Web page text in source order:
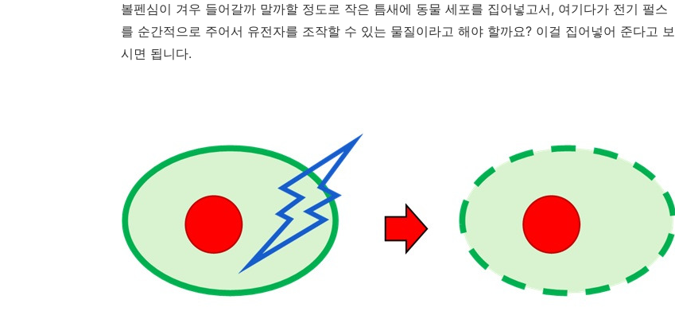
볼펜심이 겨우 들어갈까 말까할 정도로 작은 틈새에 동물 세포를 집어넣고서, 여기다가 전기 펄스
를 순간적으로 주어서 유전자를 조작할 수 있는 물질이라고 해야 할까요? 이걸 집어넣어 준다고 보
시면 됩니다.